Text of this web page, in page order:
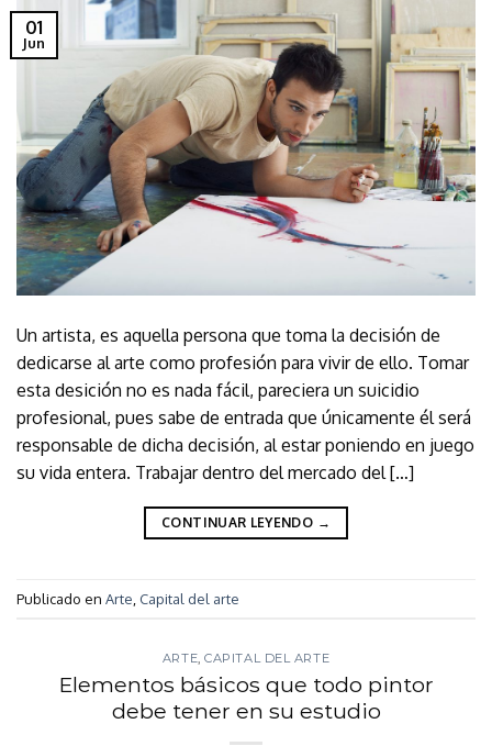
01
Jun
Un artista, es aquella persona que toma la decisión de
dedicarse al arte como profesión para vivir de ello. Tomar
esta desición no es nada fácil, pareciera un suicidio
profesional, pues sabe de entrada que únicamente él será
responsable de dicha decisión, al estar poniendo en juego
su vida entera. Trabajar dentro del mercado del […]
CONTINUAR LEYENDO →
Publicado en Arte Capital del arte
ARTE,CAPITAL DEL ARTE
Elementos básicos que todo pintor
debe tener en su estudio